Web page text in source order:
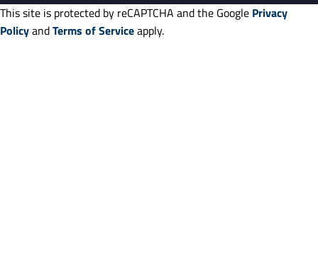
This site is protected by reCAPTCHA and the Google Privacy
PolicyandTerms of Serviceapply.